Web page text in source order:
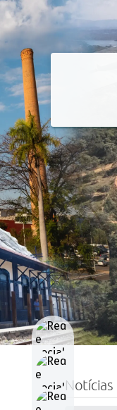
Notícias